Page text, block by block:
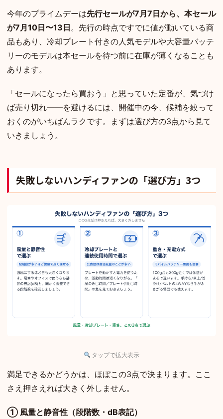
今年のプライムデーは先行セールが7月7日から、本セール
が7月10日〜13日。先行の時点ですでに値が動いている商
品もあり、冷却プレート付きの人気モデルや大容量バッテ
リーのモデルは本セールを待つ前に在庫が薄くなることも
あります。
「セールになったら買おう」と思っていた定番が、気づけ
ば売り切れ——を避けるには、開催中の今、候補を絞って
おくのがいちばんラクです。まずは選び方の3点から見て
いきましょう。
失敗しないハンディファンの「選び方」3つ
タップで拡大表示
満足できるかどうかは、ほぼこの3点で決まります。ここ
さえ押さえれば大きく外しません。
① 風量と静音性（段階数・dB表記）